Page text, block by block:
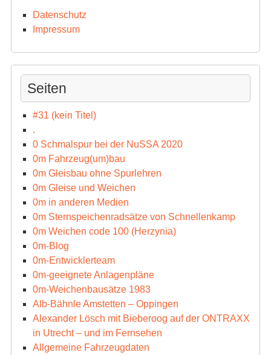
Datenschutz
Impressum
Seiten
#31 (kein Titel)
.
0 Schmalspur bei der NuSSA 2020
0m Fahrzeug(um)bau
0m Gleisbau ohne Spurlehren
0m Gleise und Weichen
0m in anderen Medien
0m Sternspeichenradsätze von Schnellenkamp
0m Weichen code 100 (Herzynia)
0m-Blog
0m-Entwicklerteam
0m-geeignete Anlagenpläne
0m-Weichenbausätze 1983
Alb-Bähnle Amstetten – Oppingen
Alexander Lösch mit Bieberoog auf der ONTRAXX
in Utrecht – und im Fernsehen
Allgemeine Fahrzeugdaten